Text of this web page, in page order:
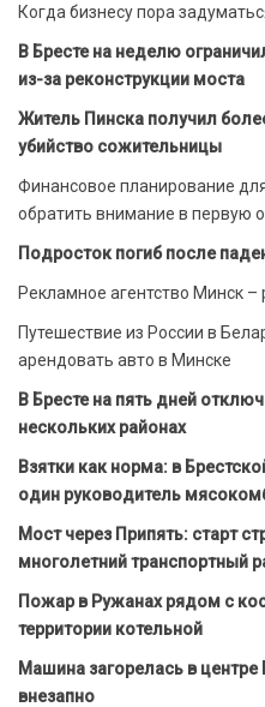
Когда бизнесу пора
В Бресте на неделю
из-за реконструкции моста
Житель Пинска получил
убийство сожительницы
Финансовое планирование
обратить внимание в первую
Подросток погиб после
Рекламное агентство Минск
Путешествие из России в
арендовать авто в Минске
В Бресте на пять дней
нескольких районах
Взятки как норма: в
один руководитель
Мост через Припять: старт
многолетний транспортный
Пожар в Ружанах рядом с
территории котельной
Машина загорелась в
внезапно